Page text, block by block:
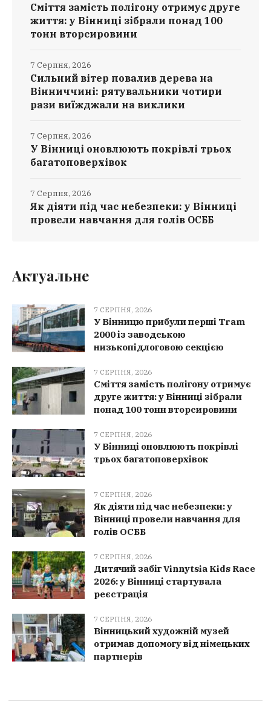
Сміття замість полігону отримує друге
життя: у Вінниці зібрали понад 100
тонн вторсировини
Сильний вітер повалив дерева на
Вінниччині: рятувальники чотири
рази виїжджали на виклики
7 Серпня, 2026
У Вінниці оновлюють покрівлі трьох
багатоповерхівок
7 Серпня, 2026
Як діяти під час небезпеки: у Вінниці
провели навчання для голів ОСББ
7 Серпня, 2026
Актуальне
7 СЕРПНЯ, 2026
У Вінницю прибули перші Tram
2000 із заводською
низькопідлоговою секцією
7 СЕРПНЯ, 2026
Сміття замість полігону отримує
друге життя: у Вінниці зібрали
понад 100 тонн вторсировини
7 СЕРПНЯ, 2026
У Вінниці оновлюють покрівлі
трьох багатоповерхівок
7 СЕРПНЯ, 2026
Як діяти під час небезпеки: у
Вінниці провели навчання для
голів ОСББ
7 СЕРПНЯ, 2026
Дитячий забіг Vinnytsia Kids Race
2026: у Вінниці стартувала
реєстрація
7 СЕРПНЯ, 2026
Вінницький художній музей
отримав допомогу від німецьких
партнерів